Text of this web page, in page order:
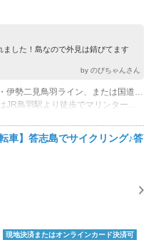
した！島なので外見は錆びてます
by のびちゃんさん
(1)●お車でお越しの場合 伊勢自動車道・伊勢二見鳥羽ライン、または国道で鳥羽まで。 鳥羽駅付近にある”佐田浜第一駐車場”をご利用ください。(24時間分の無料券を差し上げます) 駐車場より徒歩でマリンターミナルへ（約２分）。市営定期船で答志島・和具港まで（約18分）
車】答志島でサイクリング♪答
現地決済またはオンラインカード決済可